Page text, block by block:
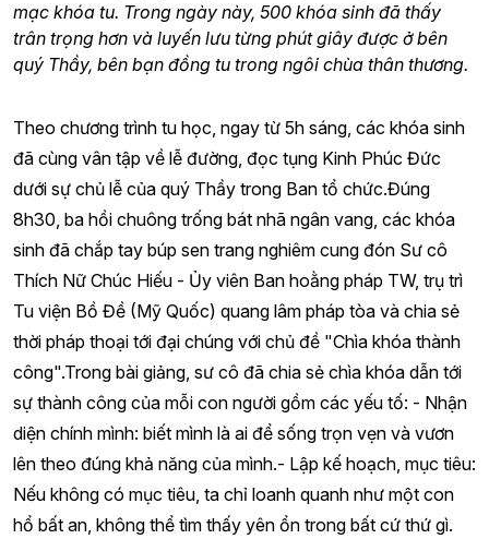
mạc khóa tu. Trong ngày này, 500 khóa sinh đã thấy
trân trọng hơn và luyến lưu từng phút giây được ở bên
quý Thầy, bên bạn đồng tu trong ngôi chùa thân thương.
Theo chương trình tu học, ngay từ 5h sáng, các khóa sinh
đã cùng vân tập về lễ đường, đọc tụng Kinh Phúc Đức
dưới sự chủ lễ của quý Thầy trong Ban tổ chức.Đúng
8h30, ba hồi chuông trống bát nhã ngân vang, các khóa
sinh đã chắp tay búp sen trang nghiêm cung đón Sư cô
Thích Nữ Chúc Hiếu - Ủy viên Ban hoằng pháp TW, trụ trì
Tu viện Bồ Đề (Mỹ Quốc) quang lâm pháp tòa và chia sẻ
thời pháp thoại tới đại chúng với chủ đề "Chìa khóa thành
công".Trong bài giảng, sư cô đã chia sẻ chìa khóa dẫn tới
sự thành công của mỗi con người gồm các yếu tố: - Nhận
diện chính mình: biết mình là ai để sống trọn vẹn và vươn
lên theo đúng khả năng của mình.- Lập kế hoạch, mục tiêu:
Nếu không có mục tiêu, ta chỉ loanh quanh như một con
hổ bất an, không thể tìm thấy yên ổn trong bất cứ thứ gì.